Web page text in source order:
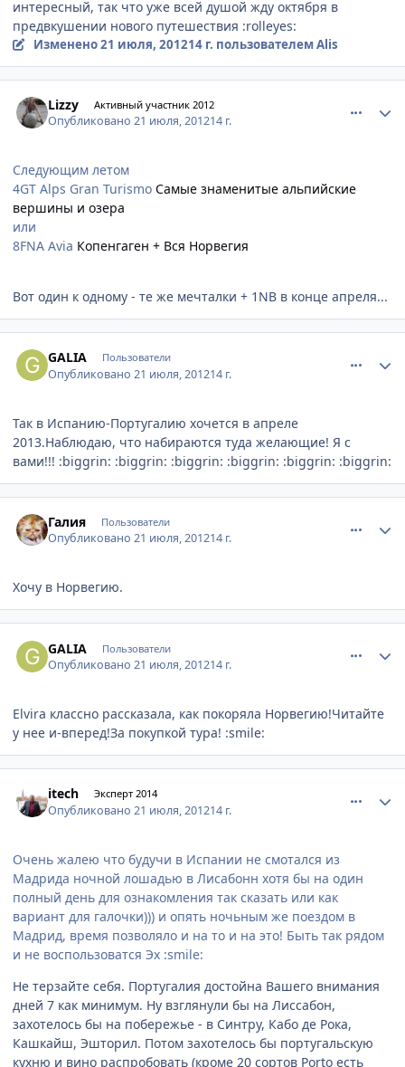
интересный, так что уже всей душой жду октября в
предвкушении нового путешествия :rolleyes:
Изменено21 июля, 201214 г. пользователем Alis
Lizzy Активный участник 2012
Опубликовано21 июля, 201214 г.
Следующим летом
4GT Alps Gran Turismo Самые знаменитые альпийские
вершины и озера
или
8FNA Avia Копенгаген + Вся Норвегия
Вот один к одному - те же мечталки + 1NB в конце апреля...
GALIA Пользователи
Опубликовано21 июля, 201214 г.
Так в Испанию-Португалию хочется в апреле
2013.Наблюдаю, что набираются туда желающие! Я с
вами!!! :biggrin: :biggrin: :biggrin: :biggrin: :biggrin: :biggrin:
Галия Пользователи
Опубликовано21 июля, 201214 г.
Хочу в Норвегию.
GALIA Пользователи
Опубликовано21 июля, 201214 г.
Elvira классно рассказала, как покоряла Норвегию!Читайте
у нее и-вперед!За покупкой тура! :smile:
itech Эксперт 2014
Опубликовано21 июля, 201214 г.
Очень жалею что будучи в Испании не смотался из
Мадрида ночной лошадью в Лисабонн хотя бы на один
полный день для ознакомления так сказать или как
вариант для галочки))) и опять ночьным же поездом в
Мадрид, время позволяло и на то и на это! Быть так рядом
и не воспользоватся Эх :smile:
Не терзайте себя. Португалия достойна Вашего внимания
дней 7 как минимум. Ну взглянули бы на Лиссабон,
захотелось бы на побережье - в Синтру, Кабо де Рока,
Кашкайш, Эшторил. Потом захотелось бы португальскую
кухню и вино распробовать (кроме 20 сортов Porto есть